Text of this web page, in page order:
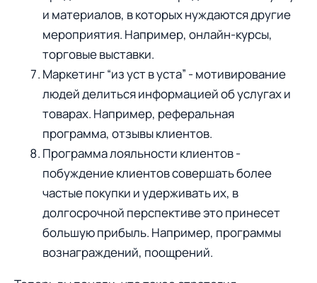
и материалов, в которых нуждаются другие
мероприятия. Например, онлайн-курсы,
торговые выставки.
Маркетинг “из уст в уста” - мотивирование
людей делиться информацией об услугах и
товарах. Например, реферальная
программа, отзывы клиентов.
Программа лояльности клиентов -
побуждение клиентов совершать более
частые покупки и удерживать их, в
долгосрочной перспективе это принесет
большую прибыль. Например, программы
вознаграждений, поощрений.